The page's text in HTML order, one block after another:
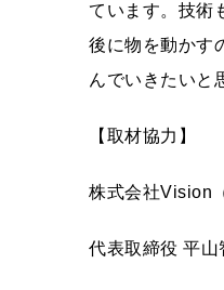
ています。技術
後に物を動かす
んでいきたいと
【取材協⼒】
株式会社Vision
代表取締役 平⼭